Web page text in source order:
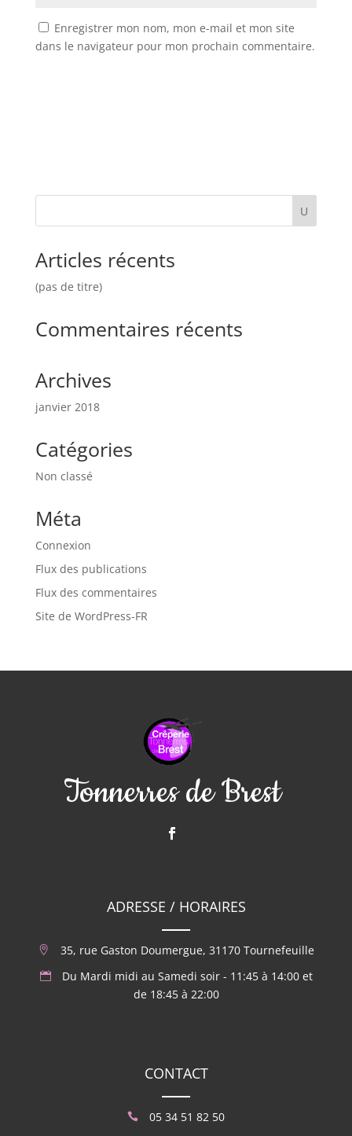
Enregistrer mon nom, mon e-mail et mon site
dans le navigateur pour mon prochain commentaire.
Articles récents
(pas de titre)
Commentaires récents
Archives
janvier 2018
Catégories
Non classé
Méta
Connexion
Flux des publications
Flux des commentaires
Site de WordPress-FR
Tonnerres de Brest
ADRESSE / HORAIRES
35, rue Gaston Doumergue, 31170 Tournefeuille
Du Mardi midi au Samedi soir - 11:45 à 14:00 et
de 18:45 à 22:00
CONTACT
05 34 51 82 50